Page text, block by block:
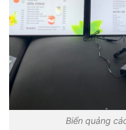
Biển quảng